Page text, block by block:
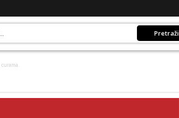
Pretraži